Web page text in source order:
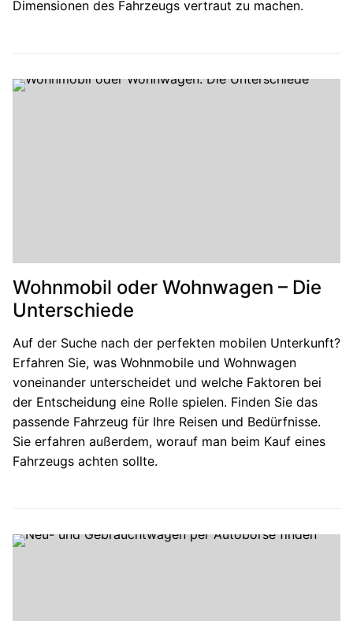
Dimensionen des Fahrzeugs vertraut zu machen.
Wohnmobil oder Wohnwagen – Die
Unterschiede
Auf der Suche nach der perfekten mobilen Unterkunft?
Erfahren Sie, was Wohnmobile und Wohnwagen
voneinander unterscheidet und welche Faktoren bei
der Entscheidung eine Rolle spielen. Finden Sie das
passende Fahrzeug für Ihre Reisen und Bedürfnisse.
Sie erfahren außerdem, worauf man beim Kauf eines
Fahrzeugs achten sollte.